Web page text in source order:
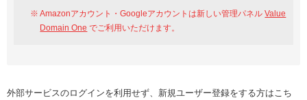
Amazonアカウント・Googleアカウントは新しい管理パネルValue
Domain One でご利用いただけます。
外部サービスのログインを利用せず、新規ユーザー登録をする方はこち